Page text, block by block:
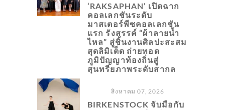
‘RAKSAPHAN’ เปิดฉาก
คอลเลกชันระดับ
มาสเตอร์พีซคอลเลกชัน
แรก รังสรรค์ “ผ้าลายน้ำ
ไหล” สู่ชิ้นงานศิลปะสะสม
สุดลิมิเต็ด ถ่ายทอด
ภูมิปัญญาท้องถิ่นสู่
สุนทรียภาพระดับสากล
สิงหาคม 07, 2026
BIRKENSTOCK จับมือกับ